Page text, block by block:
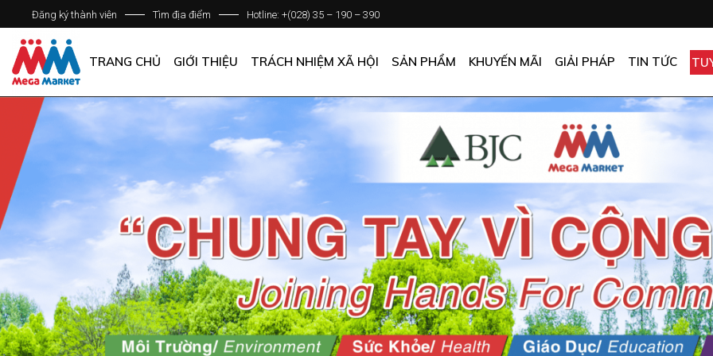
Đăng ký thành viên Tìm địa điểm Hotline: +(028) 35 – 190 – 390
TRANG CHỦ GIỚI THIỆU
GIỚI THIỆU DOANH NGHIỆP
DANH SÁCH HỆ THỐNG
QUẢN LÝ CHẤT LƯỢNG
CÁC CHÍNH SÁCH CHUNG
TRÁCH NHIỆM XÃ HỘI SẢN PHẨM KHUYẾN MÃI
CHƯƠNG TRÌNH KHUYẾN MÃI
ẤN PHẨM KHUYẾN MÃI
MUA ONLINE GIÁ TỐT
GIÁ TỐT CHO DOANH NGHIỆP
GIẢI PHÁP
KHÁCH SẠN
NHÀ HÀNG
CĂN TIN
VĂN PHÒNG
NHÀ MÁY
TẠP HÓA
TIN TỨC
GIỚI THIỆU DOANH NGHIỆP
DANH SÁCH HỆ THỐNG
CÁC CHÍNH SÁCH CHUNG
CHƯƠNG TRÌNH KHUYẾN MÃI
ẤN PHẨM KHUYẾN MÃI
GIÁ TỐT CHO DOANH NGHIỆP
KHÁCH SẠN
NHÀ HÀNG
VĂN PHÒNG
NHÀ MÁY
TẠP HÓA